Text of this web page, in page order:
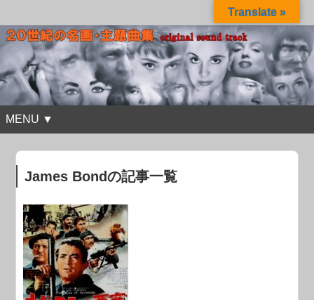
MENU ▼
James Bondの記事一覧
Translate »